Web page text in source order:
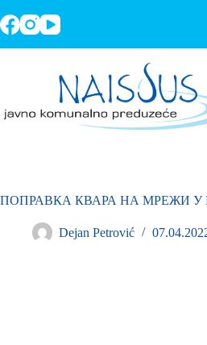
ПОПРАВКА КВАРА НА МРЕЖИ
Dejan Petrović